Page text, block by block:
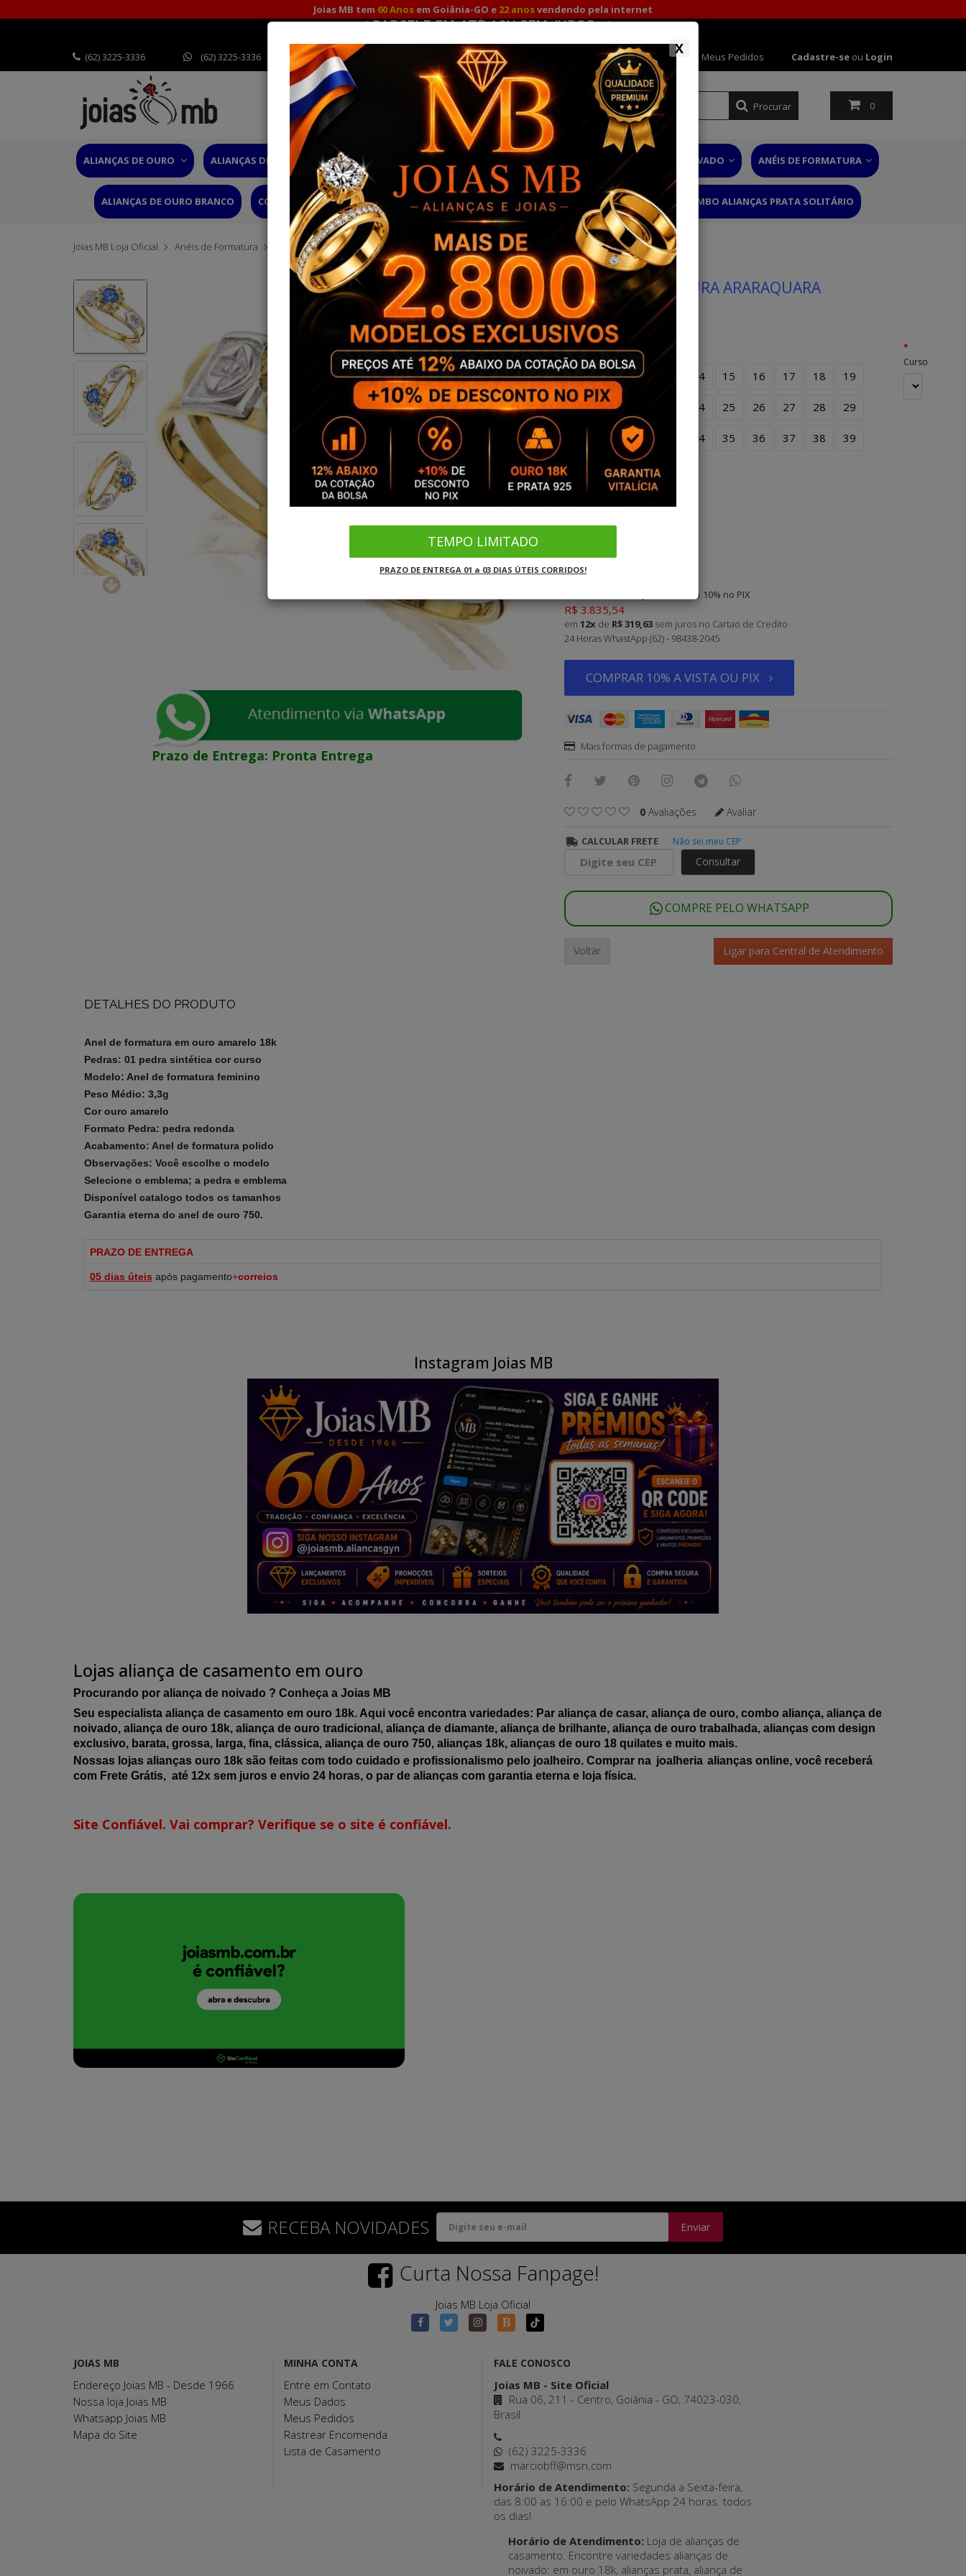
Joias MB tem 60 Anos em Goiânia-GO e 22 anosvendendo pela internet
✅ PARCELE EM ATÉ 12X SEM JUROS ✅
(62) 3225-3336 (62) 3225-3336 Minha Conta Meus Pedidos Cadastre-se ou Login
Promoção para compras à vista com
10%no Pix e Depósito! Procurar 0
ALIANÇAS DE OURO ALIANÇAS DE CASAMENTO ALIANÇAS DE NOIVADO ALIANÇAS DE PRATA ANÉIS DE NOIVADO ANÉIS DE FORMATURA
ALIANÇAS DE OURO BRANCO CORDÕES OURO 18K PULSEIRAS OURO COMBO ALIANÇAS OURO SOLITÁRIO COMBO ALIANÇAS PRATA SOLITÁRIO
Joias MB Loja Oficial Anéis de Formatura Anel de Formatura Feminino Anel de Formatura Araraquara
Prazo de Entrega: Pronta Entrega
ANEL DE FORMATURA ARARAQUARA
MARCA:JOIAS MB - 60 ANOS
REF.6352
Aro
10 11 12 14 15 16 17 18 19
20 21 24 25 26 27 28 29
31 32 34 35 36 37 38 39
Curso
Guia de medidas
FRETE GRÁTIS
à vista 10%
R$ 3.835,54
em 12x de R$ 319,63 sem juros no Cartao de Credito
24 Horas WhastApp (62) - 98438-2045
COMPRAR 10% A VISTA OU PIX
Mais formas de pagamento
0Avaliações Avaliar
CALCULAR FRETE Não sei meu CEP
Consultar
COMPRE PELO WHATSAPP
Voltar Ligar para Central de Atendimento
DETALHES DO PRODUTO
Anel de formatura em ouro amarelo 18k
Pedras: 01 pedra sintética cor curso
Modelo: Anel de formatura feminino
Peso Médio: 3,3g
Cor ouro amarelo
Formato Pedra: pedra redonda
Acabamento: Anel de formatura polido
Observações: Você escolhe o modelo
Selecione o emblema; a pedra e emblema
Disponível catalogo todos os tamanhos
Garantia eterna do anel de ouro 750.
PRAZO DE ENTREGA
05 dias úteis após pagamento+correios
Instagram Joias MB
Lojas aliança de casamento em ouro
Procurando por aliança de noivado ? Conheça a Joias MB
Seu especialista aliança de casamento em ouro 18k. Aqui você encontra variedades: Par aliança de casar, aliança de ouro, combo aliança, aliança de
noivado, aliança de ouro 18k, aliança de ouro tradicional, aliança de diamante, aliança de brilhante, aliança de ouro trabalhada, alianças com design
exclusivo, barata, grossa, larga, fina, clássica, aliança de ouro 750, alianças 18k, alianças de ouro 18 quilates e muito mais.
Nossas lojas alianças ouro 18k são feitas com todo cuidado e profissionalismo pelo joalheiro. Comprar na joalheria alianças online, você receberá
com Frete Grátis, até 12x sem juros e envio 24 horas, o par de alianças com garantia eterna e loja física.
Site Confiável. Vai comprar? Verifique se o site é confiável.
RECEBA NOVIDADES Enviar
Curta Nossa Fanpage!
Joias MB Loja Oficial
JOIAS MB
Endereço Joias MB - Desde 1966
Nossa loja Joias MB
Whatsapp Joias MB
Mapa do Site
MINHA CONTA
Entre em Contato
Meus Dados
Meus Pedidos
Rastrear Encomenda
Lista de Casamento
FALE CONOSCO
Joias MB - Site Oficial
Rua 06, 211 - Centro, Goiânia - GO, 74023-030,
Brasil
(62) 3225-3336
marciobff@msn.com
Horário de Atendimento: Segunda a Sexta-feira,
das 8:00 as 16:00 e pelo WhatsApp 24 horas. todos
os dias!
Horário de Atendimento: Loja de alianças de
casamento. Encontre variedades alianças de
noivado: em ouro 18k, alianças prata, aliança de
X
TEMPO LIMITADO
PRAZO DE ENTREGA 01 a 03 DIAS ÚTEIS CORRIDOS!